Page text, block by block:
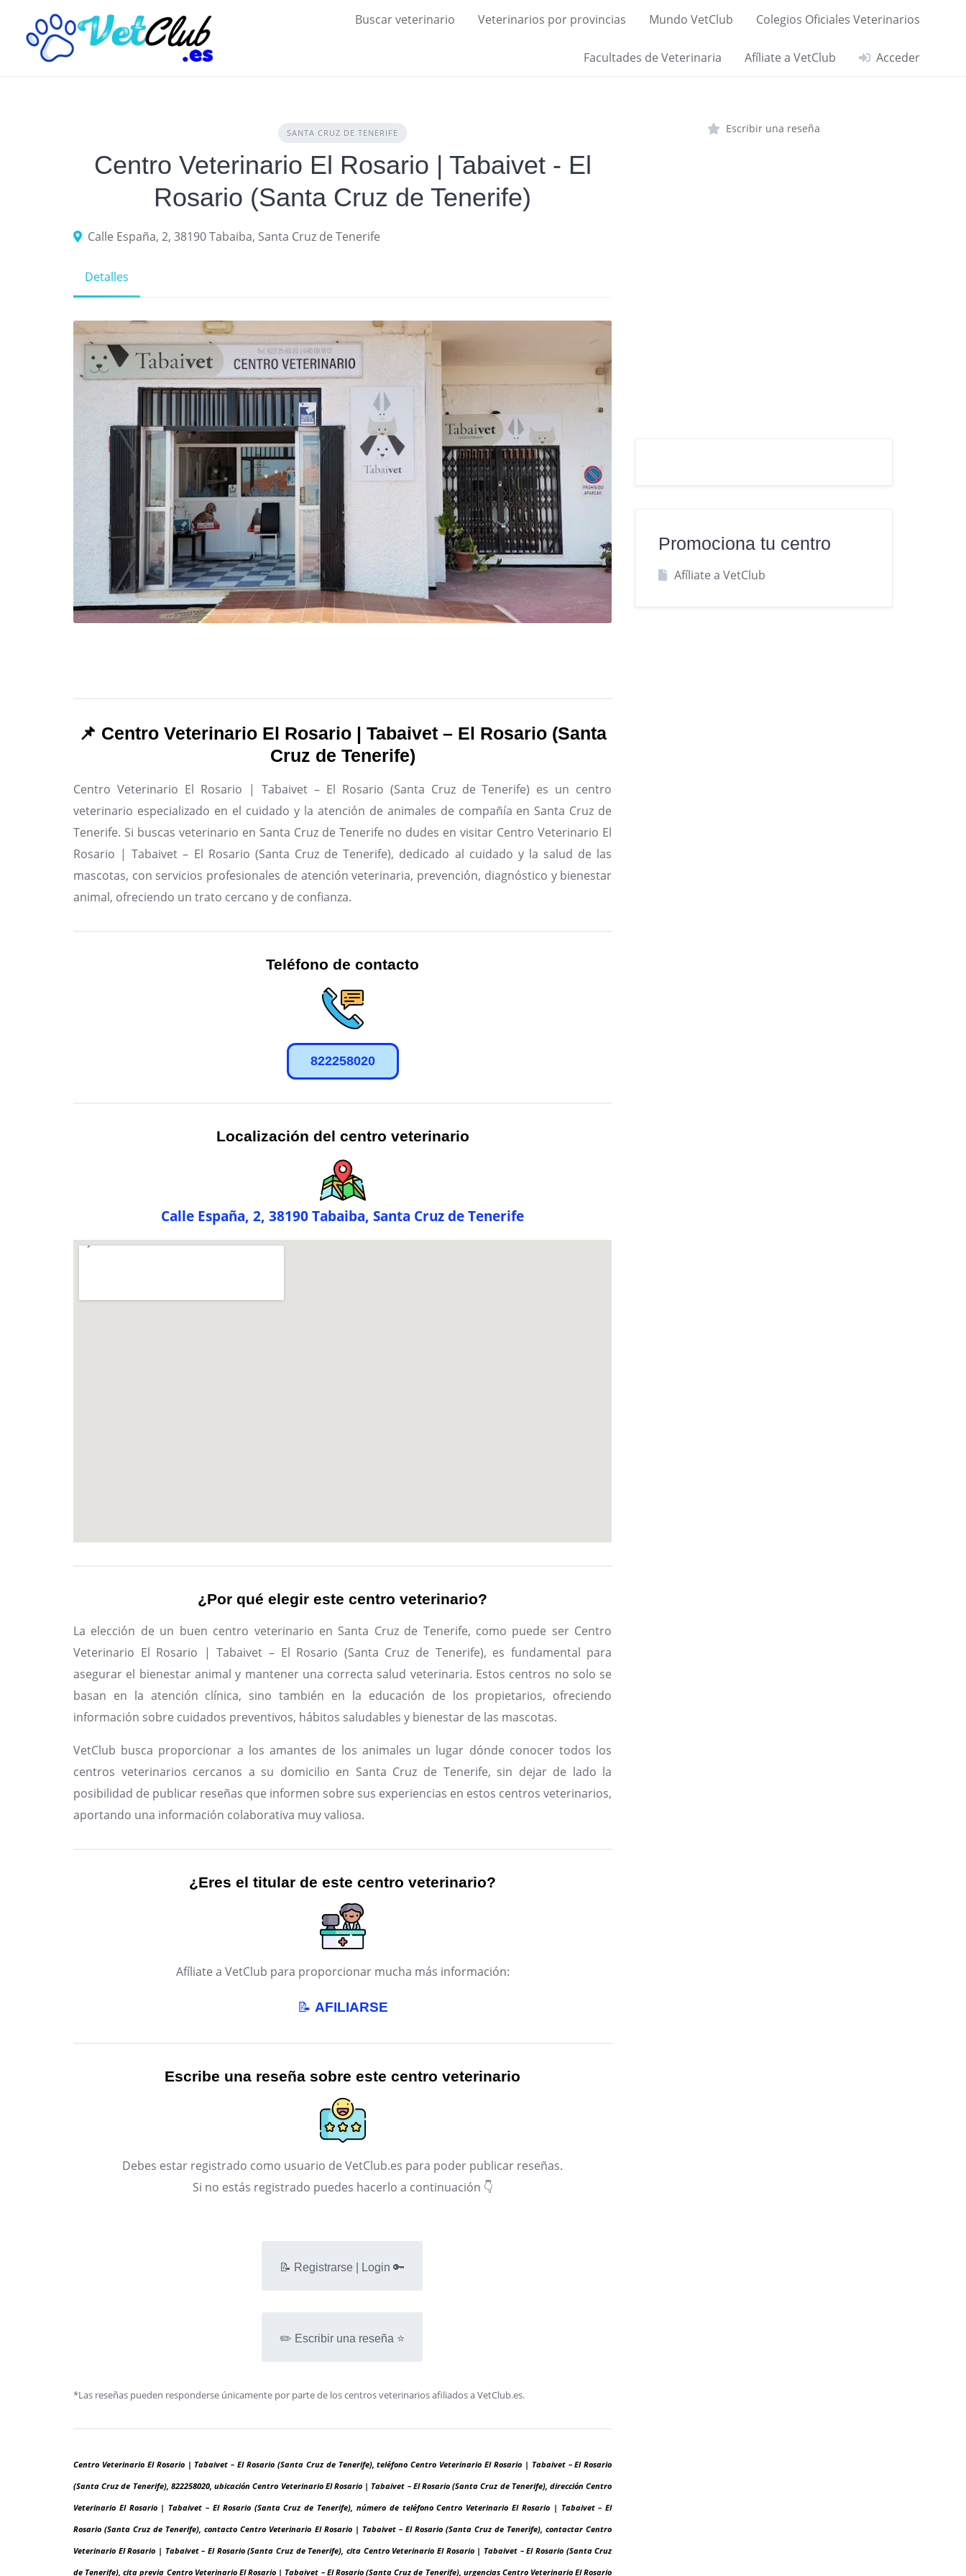
content
Buscar veterinario Veterinarios por provincias Mundo VetClub Colegios Oficiales Veterinarios
Facultades de Veterinaria Afíliate a VetClub Acceder
SANTA CRUZ DE TENERIFE
Centro Veterinario El Rosario | Tabaivet - El
Rosario (Santa Cruz de Tenerife)
Calle España, 2, 38190 Tabaiba, Santa Cruz de Tenerife
Detalles
📌 Centro Veterinario El Rosario | Tabaivet – El Rosario (Santa
Cruz de Tenerife)
Centro Veterinario El Rosario | Tabaivet – El Rosario (Santa Cruz de Tenerife) es un centro
veterinario especializado en el cuidado y la atención de animales de compañía en Santa Cruz de
Tenerife. Si buscas veterinario en Santa Cruz de Tenerife no dudes en visitar Centro Veterinario El
Rosario | Tabaivet – El Rosario (Santa Cruz de Tenerife), dedicado al cuidado y la salud de las
mascotas, con servicios profesionales de atención veterinaria, prevención, diagnóstico y bienestar
animal, ofreciendo un trato cercano y de confianza.
Teléfono de contacto
822258020
Localización del centro veterinario
Calle España, 2, 38190 Tabaiba, Santa Cruz de Tenerife
¿Por qué elegir este centro veterinario?
La elección de un buen centro veterinario en Santa Cruz de Tenerife, como puede ser Centro
Veterinario El Rosario | Tabaivet – El Rosario (Santa Cruz de Tenerife), es fundamental para
asegurar el bienestar animal y mantener una correcta salud veterinaria. Estos centros no solo se
basan en la atención clínica, sino también en la educación de los propietarios, ofreciendo
información sobre cuidados preventivos, hábitos saludables y bienestar de las mascotas.
VetClub busca proporcionar a los amantes de los animales un lugar dónde conocer todos los
centros veterinarios cercanos a su domicilio en Santa Cruz de Tenerife, sin dejar de lado la
posibilidad de publicar reseñas que informen sobre sus experiencias en estos centros veterinarios,
aportando una información colaborativa muy valiosa.
¿Eres el titular de este centro veterinario?
Afíliate a VetClub para proporcionar mucha más información:
📝 AFILIARSE
Escribe una reseña sobre este centro veterinario
Debes estar registrado como usuario de VetClub.es para poder publicar reseñas.
Si no estás registrado puedes hacerlo a continuación 👇
📝 Registrarse | Login 🔑
✏️ Escribir una reseña ⭐
*Las reseñas pueden responderse únicamente por parte de los centros veterinarios afiliados a VetClub.es.
Centro Veterinario El Rosario | Tabaivet – El Rosario (Santa Cruz de Tenerife), teléfono Centro Veterinario El Rosario | Tabaivet – El Rosario
(Santa Cruz de Tenerife), 822258020, ubicación Centro Veterinario El Rosario | Tabaivet – El Rosario (Santa Cruz de Tenerife), dirección Centro
Veterinario El Rosario | Tabaivet – El Rosario (Santa Cruz de Tenerife), número de teléfono Centro Veterinario El Rosario | Tabaivet – El
Rosario (Santa Cruz de Tenerife), contacto Centro Veterinario El Rosario | Tabaivet – El Rosario (Santa Cruz de Tenerife), contactar Centro
Veterinario El Rosario | Tabaivet – El Rosario (Santa Cruz de Tenerife), cita Centro Veterinario El Rosario | Tabaivet – El Rosario (Santa Cruz
de Tenerife), cita previa Centro Veterinario El Rosario | Tabaivet – El Rosario (Santa Cruz de Tenerife), urgencias Centro Veterinario El Rosario
Escribir una reseña
Promociona tu centro
Afíliate a VetClub